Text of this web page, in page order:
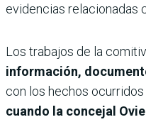
evidencias relacionadas
Los trabajos de la
información,
con los hechos
cuando la concejal